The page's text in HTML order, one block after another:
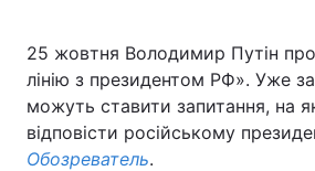
25 жовтня Володимир Путін
лінію з президентом РФ». Уже
можуть ставити запитання, на
відповісти російському
Обозреватель.